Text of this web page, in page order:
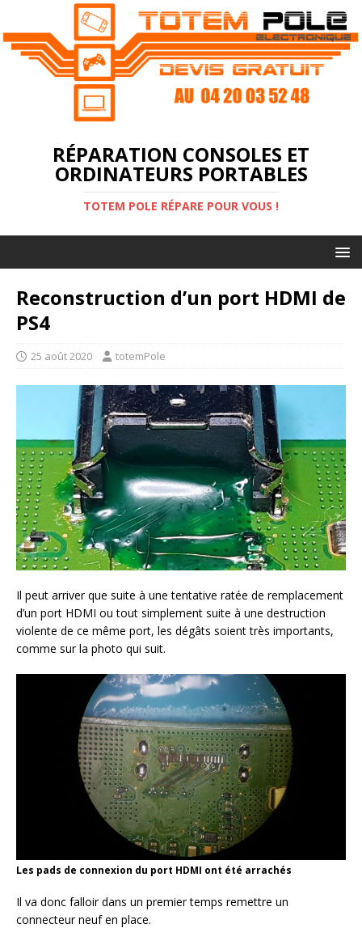
RÉPARATION CONSOLES ET
ORDINATEURS PORTABLES
TOTEM POLE RÉPARE POUR VOUS !
Reconstruction d’un port HDMI de
PS4
25 août 2020 totemPole
Il peut arriver que suite à une tentative ratée de remplacement
d’un port HDMI ou tout simplement suite à une destruction
violente de ce même port, les dégâts soient très importants,
comme sur la photo qui suit.
Les pads de connexion du port HDMI ont été arrachés
Il va donc falloir dans un premier temps remettre un
connecteur neuf en place.